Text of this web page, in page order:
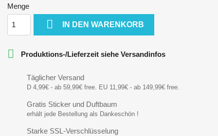
Menge
 IN DEN WARENKORB
 Produktions-/Lieferzeit siehe Versandinfos
Täglicher Versand
D 4,99€ - ab 59,99€ free. EU 11,99€ - ab 149,99€ free.
Gratis Sticker und Duftbaum
erhält jede Bestellung als Dankeschön !
Starke SSL-Verschlüsselung